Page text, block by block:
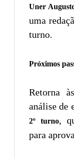
Uner
uma
turno.
Próximos
Retorna
análise de
2º turno,
para